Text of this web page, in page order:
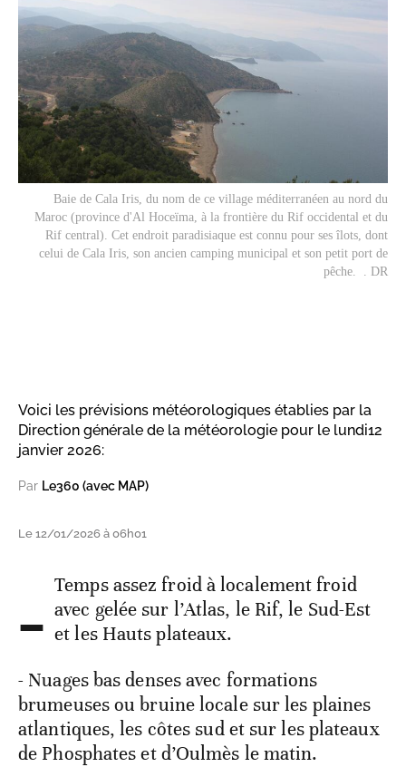
Baie de Cala Iris, du nom de ce village méditerranéen au nord du
Maroc (province d'Al Hoceïma, à la frontière du Rif occidental et du
Rif central). Cet endroit paradisiaque est connu pour ses îlots, dont
celui de Cala Iris, son ancien camping municipal et son petit port de
pêche. . DR
Voici les prévisions météorologiques établies par la
Direction générale de la météorologie pour le lundi12
janvier 2026:
Par Le360 (avec MAP)
Le 12/01/2026 à 06h01
- Temps assez froid à localement froid
avec gelée sur l’Atlas, le Rif, le Sud-Est
et les Hauts plateaux.
- Nuages bas denses avec formations
brumeuses ou bruine locale sur les plaines
atlantiques, les côtes sud et sur les plateaux
de Phosphates et d’Oulmès le matin.